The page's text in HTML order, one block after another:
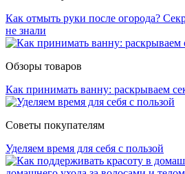
Как отмыть руки после огорода?
не знали
Обзоры товаров
Как принимать ванну: раскрываем
Советы покупателям
Уделяем время для себя с пользой